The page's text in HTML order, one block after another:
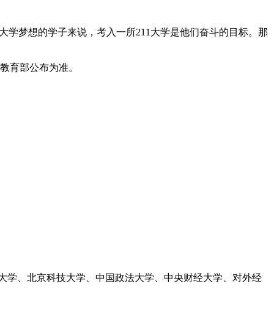
学梦想的学子来说，考入一所211大学是他们奋斗的目标。那
育部公布为准。
、北京科技大学、中国政法大学、中央财经大学、对外经